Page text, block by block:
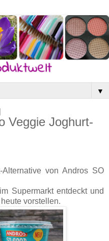
▼
Veggie Joghurt-
von Andros SO
Supermarkt entdeckt und
vorstellen.